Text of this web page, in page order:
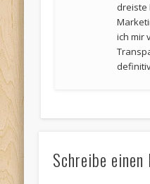
dreiste
ich mir
Schreibe